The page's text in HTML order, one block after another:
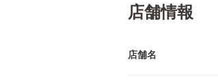
店舗情報
店舗名